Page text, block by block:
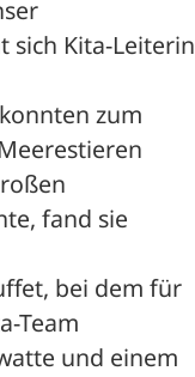
sich Kita-Leiterin
zum
fand sie
bei dem für
Team
und einem